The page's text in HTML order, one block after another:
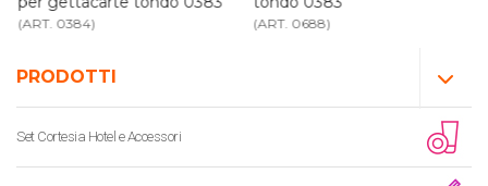
PRODOTTI
Set Cortesia Hotel e Accessori
(ART. 0384) (ART. 0688)